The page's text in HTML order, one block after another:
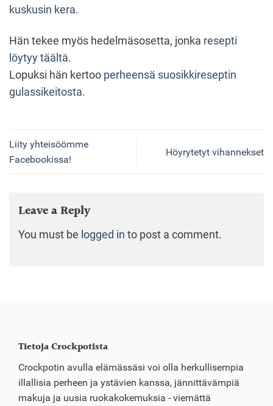
kuskusin kera.
Hän tekee myös hedelmäsosetta, jonka resepti
löytyy täältä.
Lopuksi hän kertoo perheensä suosikkireseptin
gulassikeitosta.
Liity yhteisöömme
Facebookissa!
Höyrytetyt vihannekset
Leave a Reply
You must be logged in to post a comment.
Tietoja Crockpotista
Crockpotin avulla elämässäsi voi olla herkullisempia
illallisia perheen ja ystävien kanssa, jännittävämpiä
makuja ja uusia ruokakokemuksia - viemättä